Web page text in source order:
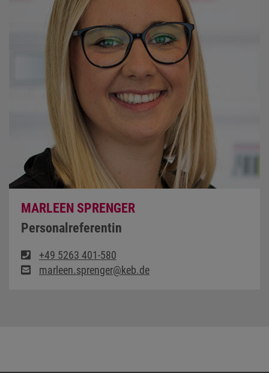
MARLEEN SPRENGER
Personalreferentin
+49 5263 401-580
marleen.sprenger@keb.de